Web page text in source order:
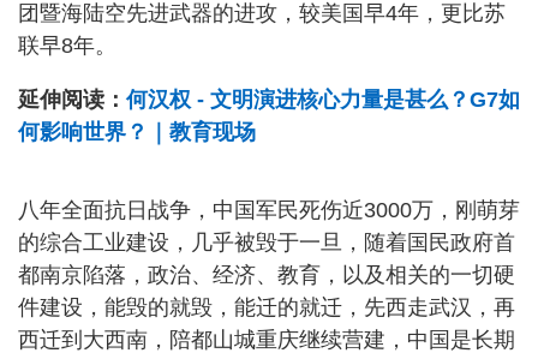
团暨海陆空先进武器的进攻，较美国早4年，更比苏
联早8年。
延伸阅读： 何汉权 - 文明演进核心力量是甚么？G7如
何影响世界？｜教育现场
八年全面抗日战争，中国军民死伤近3000万，刚萌芽
的综合工业建设，几乎被毁于一旦，随着国民政府首
都南京陷落，政治、经济、教育，以及相关的一切硬
件建设，能毁的就毁，能迁的就迁，先西走武汉，再
西迁到大西南，陪都山城重庆继续营建，中国是长期